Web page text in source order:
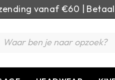
vanaf €60 |